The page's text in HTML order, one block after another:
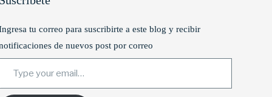
tu correo para suscribirte a este blog y recibir
de nuevos post por correo
your email…